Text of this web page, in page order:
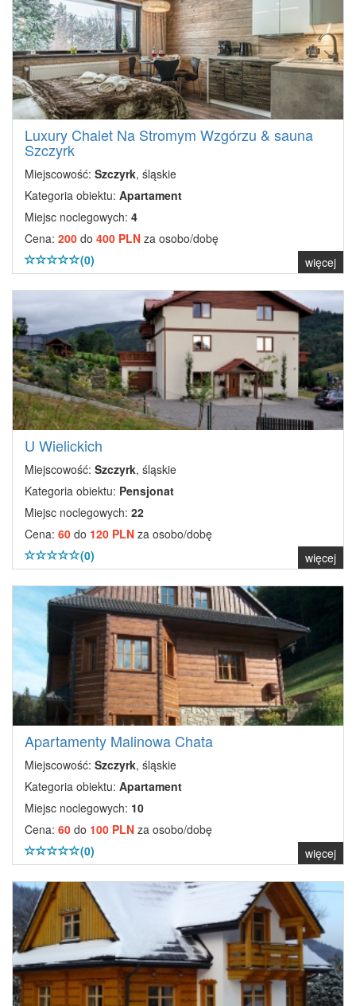
Luxury Chalet Na Stromym Wzgórzu & sauna
Szczyrk
Miejscowość: Szczyrk, śląskie
Kategoria obiektu: Apartament
Miejsc noclegowych: 4
Cena: 200 do 400 PLN za osobo/dobę
(0)
więcej
U Wielickich
Miejscowość: Szczyrk, śląskie
Kategoria obiektu: Pensjonat
Miejsc noclegowych: 22
Cena: 60 do 120 PLN za osobo/dobę
(0)
więcej
Apartamenty Malinowa Chata
Miejscowość: Szczyrk, śląskie
Kategoria obiektu: Apartament
Miejsc noclegowych: 10
Cena: 60 do 100 PLN za osobo/dobę
(0)
więcej